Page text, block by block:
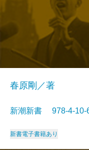
春原剛／著
新潮新書 978-4-
新書電子書籍あり